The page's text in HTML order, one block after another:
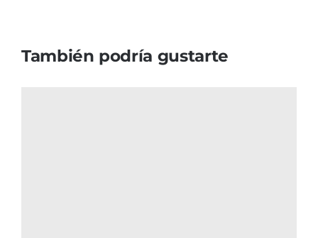
También podría gustarte